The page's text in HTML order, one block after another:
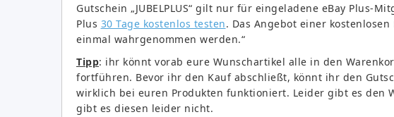
Gutschein „JUBELPLUS“ gilt nur für eingeladene eBay Plus-
Plus 30 Tage kostenlos testen. Das Angebot einer
einmal wahrgenommen werden.“
Tipp: ihr könnt vorab eure Wunschartikel alle in den
fortführen. Bevor ihr den Kauf abschließt, könnt ihr den
wirklich bei euren Produkten funktioniert. Leider gibt es den
gibt es diesen leider nicht.